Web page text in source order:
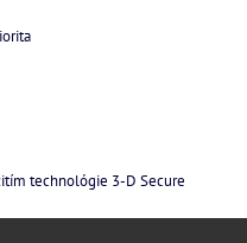
technológie 3-D Secure